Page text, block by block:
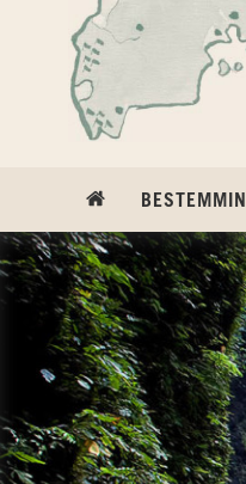
Ga naar inhoud